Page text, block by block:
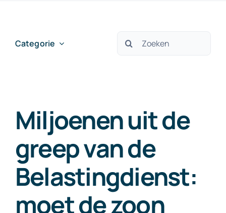
Exact Online
Neem contact op!
Categorie
Zoeken
Miljoenen uit de
greep van de
Belastingdienst:
moet de zoon